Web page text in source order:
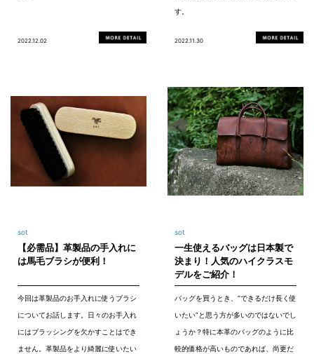
2022.12.02
す。
2022.11.30
sot
【必需品】革製品の手入れに
は馬毛ブラシが便利！
今回は革製品のお手入れに使うブラシ
についてお話します。日々のお手入れ
にはブラッシングを欠かすことはでき
ません。革製品をより綺麗に使いたい
sot
一生使えるバッグは日本製で
決まり！人気のハイクラスモ
デルをご紹介！
バッグを買うとき、“できるだけ長く使
いたい”と思う方が多いのではないでし
ょうか？特に本革のバッグのように比
較的価格が高いものであれば、尚更だ